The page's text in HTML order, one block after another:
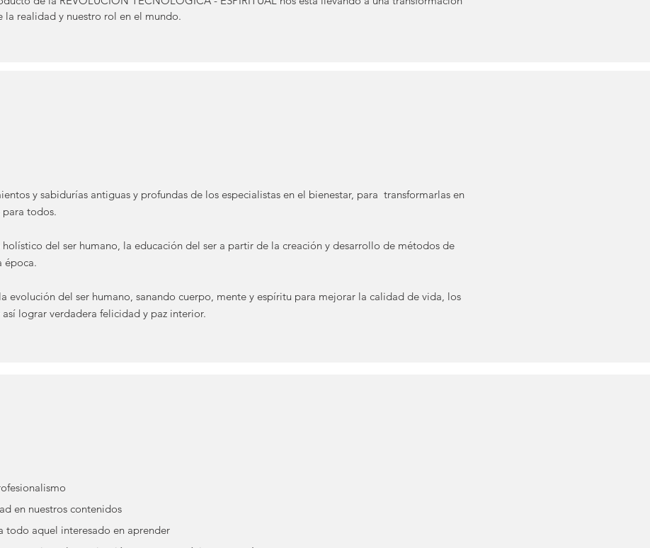
la realidad y nuestro rol en el mundo.
y sabidurías antiguas y profundas de los especialistas en el bienestar, para transformarlas en
todos.
del ser humano, la educación del ser a partir de la creación y desarrollo de métodos de
época.
evolución del ser humano, sanando cuerpo, mente y espíritu para mejorar la calidad de vida, los
lograr verdadera felicidad y paz interior.
en nuestros contenidos
todo aquel interesado en aprender